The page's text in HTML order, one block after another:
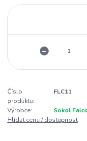
Číslo
produktu:
FLC11
Výrobce:
Sokol Falco
Hlídat cenu / dostupnost